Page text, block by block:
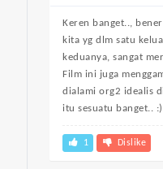
Keren banget..,
kita yg dlm satu
keduanya, sangat
Film ini juga
dialami org2 idealis
itu sesuatu banget.. :)
1 Dislike